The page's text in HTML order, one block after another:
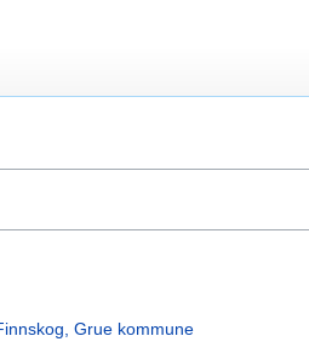
Grue kommune